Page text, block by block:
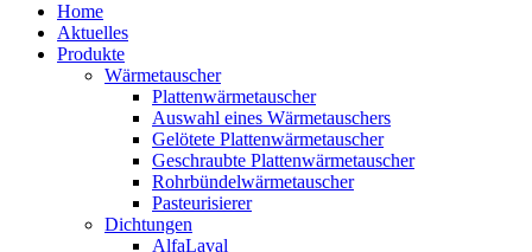
Home
Aktuelles
Produkte
Wärmetauscher
Plattenwärmetauscher
Auswahl eines Wärmetauschers
Gelötete Plattenwärmetauscher
Geschraubte Plattenwärmetauscher
Rohrbündelwärmetauscher
Pasteurisierer
Dichtungen
AlfaLaval